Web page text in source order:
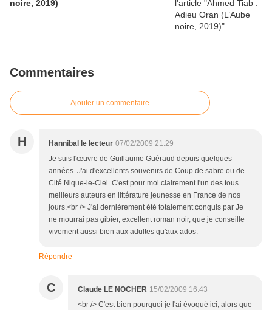
noire, 2019)
Commentaires
Ajouter un commentaire
H Hannibal le lecteur 07/02/2009 21:29
Je suis l'œuvre de Guillaume Guéraud depuis quelques
années. J'ai d'excellents souvenirs de Coup de sabre ou de
Cité Nique-le-Ciel. C'est pour moi clairement l'un des tous
meilleurs auteurs en littérature jeunesse en France de nos
jours.<br /> J'ai dernièrement été totalement conquis par Je
ne mourrai pas gibier, excellent roman noir, que je conseille
vivement aussi bien aux adultes qu'aux ados.
Répondre
C Claude LE NOCHER 15/02/2009 16:43
<br /> C'est bien pourquoi je l'ai évoqué ici, alors que